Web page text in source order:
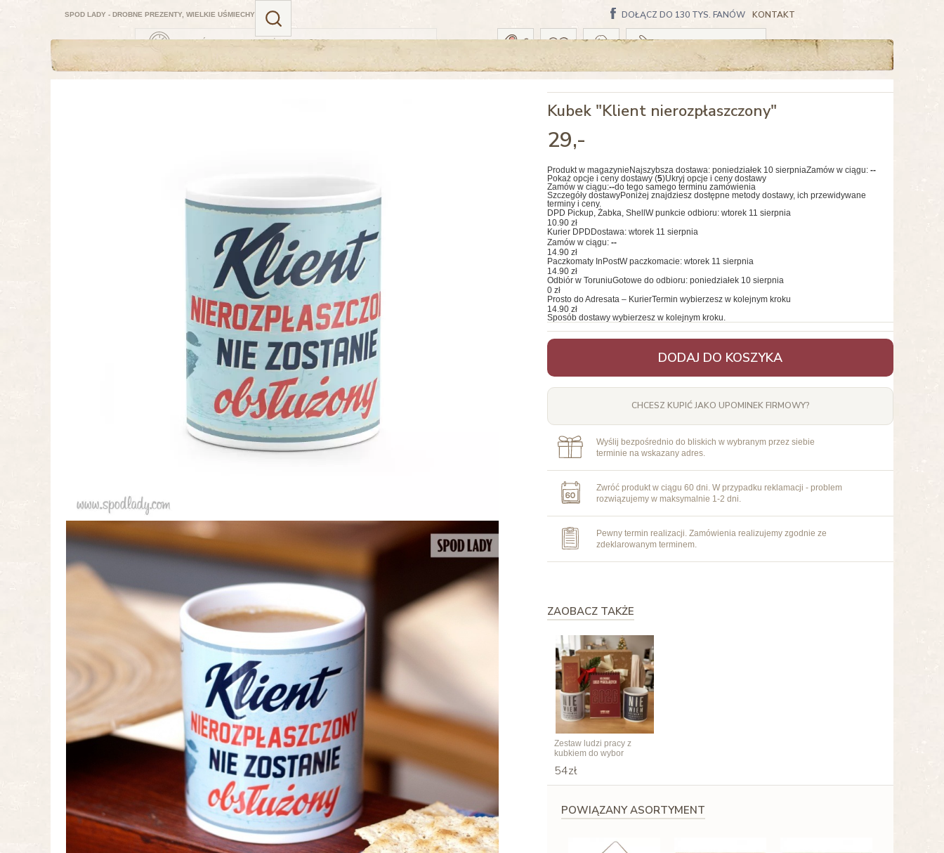
ZAMÓW TERAZ — NAJBLIŻSZA DOSTAWA: PONIEDZIAŁEK, 10 SIERPNIA
DOŁĄCZ DO 130 TYS. FANÓW KONTAKT
SPOD LADY - DROBNE PREZENTY, WIELKIE UŚMIECHY
Koszyk pusty
Kubek "Klient nierozpłaszczony"
29,-
Produkt w magazynie Najszybsza dostawa: poniedziałek 10 sierpniaZamów w ciągu: --
Pokaż opcje i ceny dostawy (5)Ukryj opcje i ceny dostawy
Zamów w ciągu:--do tego samego terminu zamówienia
Szczegóły dostawyPoniżej znajdziesz dostępne metody dostawy, ich przewidywane
terminy i ceny.
DPD Pickup, Żabka, Shell W punkcie odbioru: wtorek 11 sierpnia
10.90 zł
Kurier DPD Dostawa: wtorek 11 sierpnia
Zamów w ciągu: --
14.90 zł
Paczkomaty InPostW paczkomacie: wtorek 11 sierpnia
14.90 zł
Odbiór w ToruniuGotowe do odbioru: poniedziałek 10 sierpnia
0 zł
Prosto do Adresata – KurierTermin wybierzesz w kolejnym kroku
14.90 zł
Sposób dostawy wybierzesz w kolejnym kroku.
DODAJ DO KOSZYKA
CHCESZ KUPIĆ JAKO UPOMINEK FIRMOWY?
Wyślij bezpośrednio do bliskich w wybranym przez siebie
terminie na wskazany adres.
Zwróć produkt w ciągu 60 dni. W przypadku reklamacji - problem
rozwiązujemy w maksymalnie 1-2 dni.
Pewny termin realizacji. Zamówienia realizujemy zgodnie ze
zdeklarowanym terminem.
ZAOBACZ TAKŻE
Zestaw ludzi pracy z
kubkiem do wybor
54zł
POWIĄZANY ASORTYMENT